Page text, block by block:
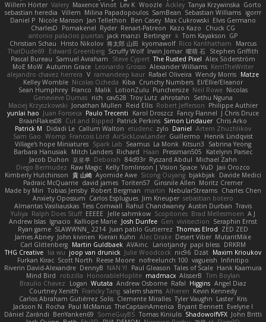
Willem Hörter Valery Maxence Vinot Lev K Woozle Ackley Tanya Krzywinska Gorto
sebastian heredia Villem Milina Papadopoulos SamBean Sebastian Williams igorrr
Daniel P Nicole Manson Jan Tellethon Ben Casey Max Cukrowski Elvis Germano
CharlesD
Pomakenel Ryder Renart-Patreon Kazo Kazo
Chuck CG
antonio palacios puertas jack manzi Bertinger k Tom Kayakson GP
Christian Schau
Hristo Nikolov 将太郎 山田 kyomawolf Rico Kanthatham
Marcus
ThatDude69
Edward Greenberg Scruffy Wolf Irwin Jomar 曜萌 石 Stephen Griffith
Pascal Bureau Samuel Avraham Steve Cypert The Rusted Pixel Alex Söderström
MoE MoW Autumn Grace Leonardo Grosso Alexander Williams KerriTheWriter
alejandro chavez herrera V ramandeep kaur Rafael Oliveira Wendy Morris Matze
Kelley Womble Nicolas Ocheda Kiba Crunchy Numbers El/Ellie/Eleanor
Sean Humphrey Franco Malik LotionZulu Punchersize Neil Rowe Nicolas
Genevieve Dumas rich cav528 Troy Lutz ahrotahn
Sethu Nguna
Maciej Krzyszkowski Jonathan Mullen Reid Ellis Robert Jefferson Philippe Authier
yunlai hao Juan Fonseca Paulo Trecenti Karol Droszcz Fancy Flannel J Chris Druce
BraanFlakes08 Cut and Ripped Patrick Perkins Simon Lindauer Chris Arko
Patrick M
Didadi Le Callum Walton etudenc zylo Daniel Artem Zhuzhlikov
Sam Gao Womp Francois Lord AirSickLowLander Guillermo
Henrik Lindqvist
Village's hope Miniatures Spark Lab Seamus La Monk Kitsun3
Sabrina Yeong
Barbara Hanusiak
Mitch Landers Richard Haan Pressman505
Katelynn Parsec
Jacob Duhon 포로루 Deborah 84d93r Ryszard Abdul Michael Zahn
Diego Bermudez Raw Magic Kelly Tomlinson | Vision Space VuD Jaii Orozco
Kimberly Hutchinson 貴 山崎 Ayomide Awe Sicong Ouyang bjakbjak
Davide Medici
Padraic McQuarrie david james Toriten57 Ginsnile Allen Moritz Cremer
Made by Miri Tobias Jensby Robert Bergman martin NebularStreams Charles Chen
Anxiety Opossum Carlos Esplugues Jim Kneuper sebastian botero
Almantas Vasiliauskas Tess Cornwall Rahul Chandwaney Austin Durban Travis
Yuliya Ralph Does Stuff EEEEE Jelle sahmkow Scopitones Brad Mellesmoen A J
Andrew Islas Ignacio Kalliope Marie Josh Dunfee Gen viviisection Seraphin Ernst
Ryan game SLAWWNN_ 2214 Juan pablo Gutierrez Thomas Elrod ZED ZED
James Abney John kivinen Kieran Kuhn Alec Drake Desert Viber MutantMike
Carl Glittenberg Martin Guldbaek AVAinc. Lariotjandy papi bless DRKRM
THG Creative lia wu joop van drunick Julie Woodcock nic96 Dzät Maxim Krioukov
Furkan Kirac Scott North Reese Moore nofreelunch 100 vagueish Infinitipo
Riverin David-Alexandre DennyB NAN YI Paul Gleason Tales of Scale Hank Kaamura
Mind Bird
robzilla HonorableHoplite madmacx AlisserB Tim Boylan
Braulio Chavez
Logan Wutata Andrew Osborne Rafal Higgins Angel Diaz
Courtney Xenith Francky Tang salem shams Alheren Kevin Kennedy
Carlos Abraham Gutiérrez Solis Clemente Miralles Tyler Vaughn Laster Kris
Jackson N. Rocha Paul McManus TheCaptainAmerica Bryant Bennett Evelyne I
Dániel Zarándi BenYanken69 SomeGuyBS Tomas Kiniulis ShadowolfVFX John Britti